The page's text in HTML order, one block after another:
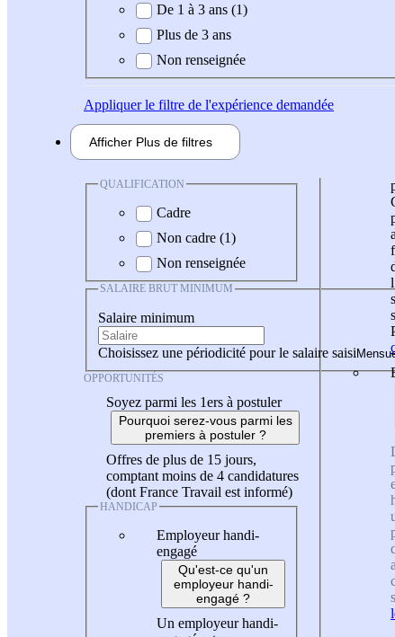
De 1 à 3 ans (1)
Plus de 3 ans
Non renseignée
Appliquerle filtre de l'expérience demandée
Afficher Plus de filtres
QUALIFICATION
Cadre
Non cadre (1)
Non renseignée
SALAIRE BRUT MINIMUM
Salaire minimum
Choisissez une périodicité pour le salaire saisi
OPPORTUNITÉS
Soyez parmi les 1ers à postuler
Pourquoi serez-vous parmi les
premiers à postuler ?
Offres de plus de 15 jours,
comptant moins de 4 candidatures
(dont France Travail est informé)
HANDICAP
Employeur handi-
engagé
Qu'est-ce qu'un
employeur handi-
engagé ?
Un employeur handi-